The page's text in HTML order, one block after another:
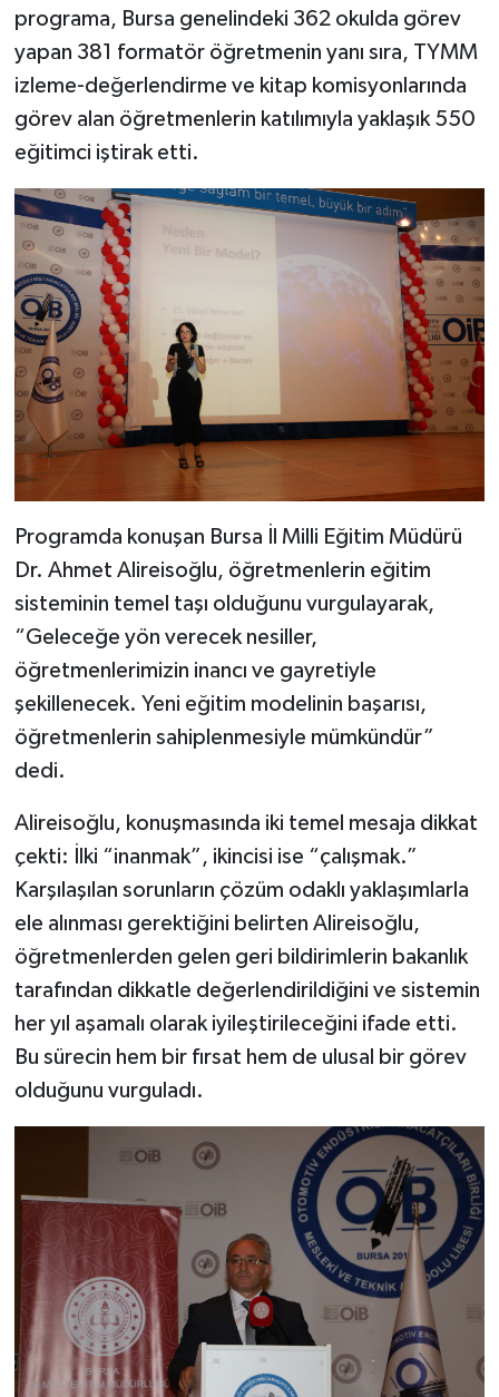
programa, Bursa genelindeki 362 okulda görev
yapan 381 formatör öğretmenin yanı sıra, TYMM
izleme-değerlendirme ve kitap komisyonlarında
görev alan öğretmenlerin katılımıyla yaklaşık 550
eğitimci iştirak etti.
Programda konuşan Bursa İl Milli Eğitim Müdürü
Dr. Ahmet Alireisoğlu, öğretmenlerin eğitim
sisteminin temel taşı olduğunu vurgulayarak,
“Geleceğe yön verecek nesiller,
öğretmenlerimizin inancı ve gayretiyle
şekillenecek. Yeni eğitim modelinin başarısı,
öğretmenlerin sahiplenmesiyle mümkündür”
dedi.
Alireisoğlu, konuşmasında iki temel mesaja dikkat
çekti: İlki “inanmak”, ikincisi ise “çalışmak.”
Karşılaşılan sorunların çözüm odaklı yaklaşımlarla
ele alınması gerektiğini belirten Alireisoğlu,
öğretmenlerden gelen geri bildirimlerin bakanlık
tarafından dikkatle değerlendirildiğini ve sistemin
her yıl aşamalı olarak iyileştirileceğini ifade etti.
Bu sürecin hem bir fırsat hem de ulusal bir görev
olduğunu vurguladı.